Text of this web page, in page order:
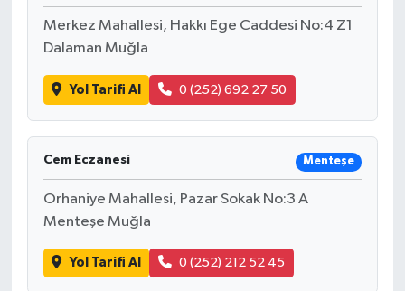
Merkez Mahallesi, Hakkı Ege Caddesi No:4 Z1
Dalaman Muğla
Yol Tarifi Al 0 (252) 692 27 50
Cem Eczanesi Menteşe
Orhaniye Mahallesi, Pazar Sokak No:3 A
Menteşe Muğla
Yol Tarifi Al 0 (252) 212 52 45